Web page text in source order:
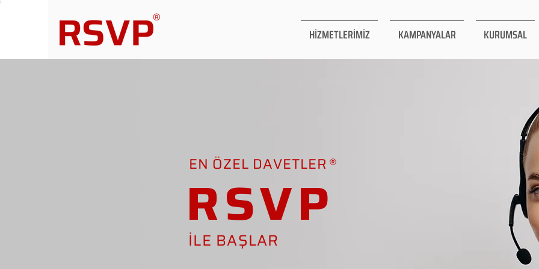
HİZMETLERİMİZ KAMPANYALAR KURUMSAL
EN ÖZEL DAVETLER
RSVP
İLE BAŞLAR